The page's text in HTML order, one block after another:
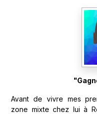
Avant de vivre mes
zone mixte chez lui à